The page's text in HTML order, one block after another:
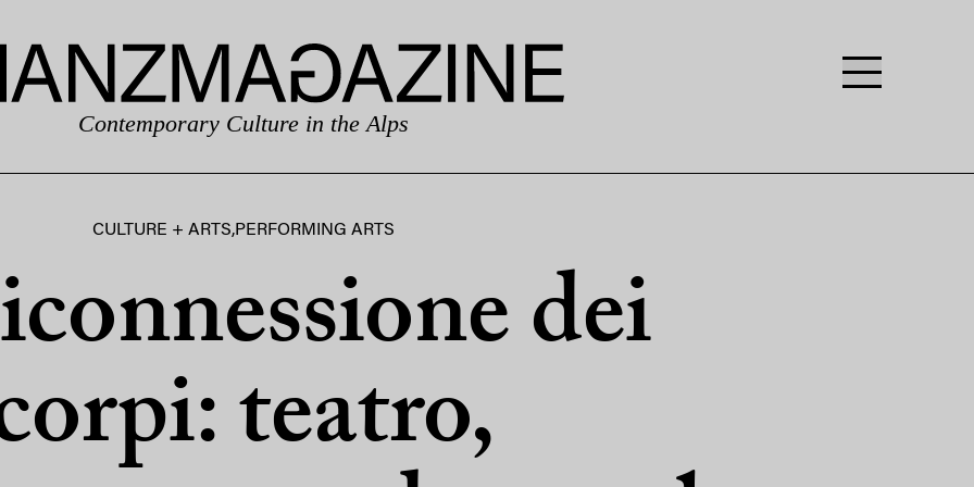
Contemporary Culture in the Alps
CULTURE + ARTS,PERFORMING ARTS
dei
teatro,